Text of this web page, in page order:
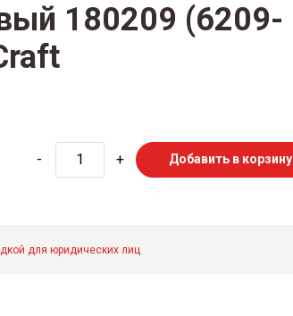
180209 (6209-
- + Добавить в корзину
для юридических лиц